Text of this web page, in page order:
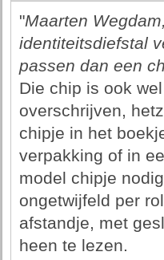
"Maarten
identiteitsdiefstal
passen dan een
Die chip is ook
overschrijven,
chipje in het
verpakking of in
model chipje
ongetwijfeld per
afstandje, met
heen te lezen.